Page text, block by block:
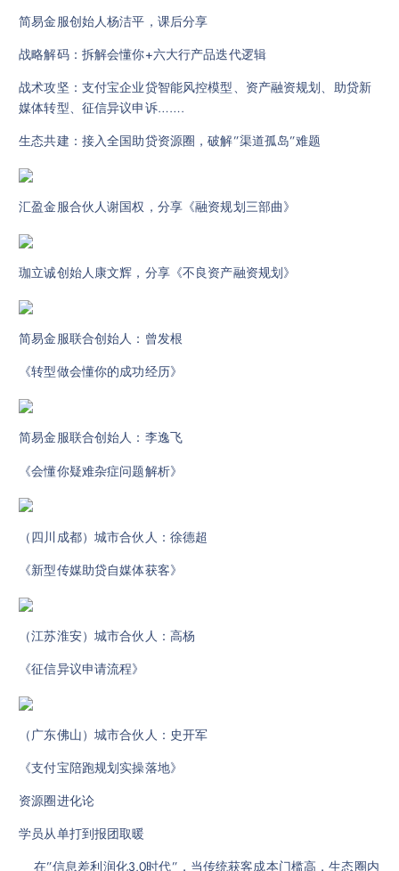
简易金服创始人杨洁平，课后分享
战略解码：拆解会懂你+六大行产品迭代逻辑
战术攻坚：支付宝企业贷智能风控模型、资产融资规划、助贷新
媒体转型、征信异议申诉…….
生态共建：接入全国助贷资源圈，破解”渠道孤岛”难题
汇盈金服合伙人谢国权，分享《融资规划三部曲》
珈立诚创始人康文辉，分享《不良资产融资规划》
简易金服联合创始人：曾发根
《转型做会懂你的成功经历》
简易金服联合创始人：李逸飞
《会懂你疑难杂症问题解析》
（四川成都）城市合伙人：徐德超
《新型传媒助贷自媒体获客》
（江苏淮安）城市合伙人：高杨
《征信异议申请流程》
（广东佛山）城市合伙人：史开军
《支付宝陪跑规划实操落地》
资源圈进化论
学员从单打到报团取暖
在”信息差利润化3.0时代”，当传统获客成本门槛高，生态圈内